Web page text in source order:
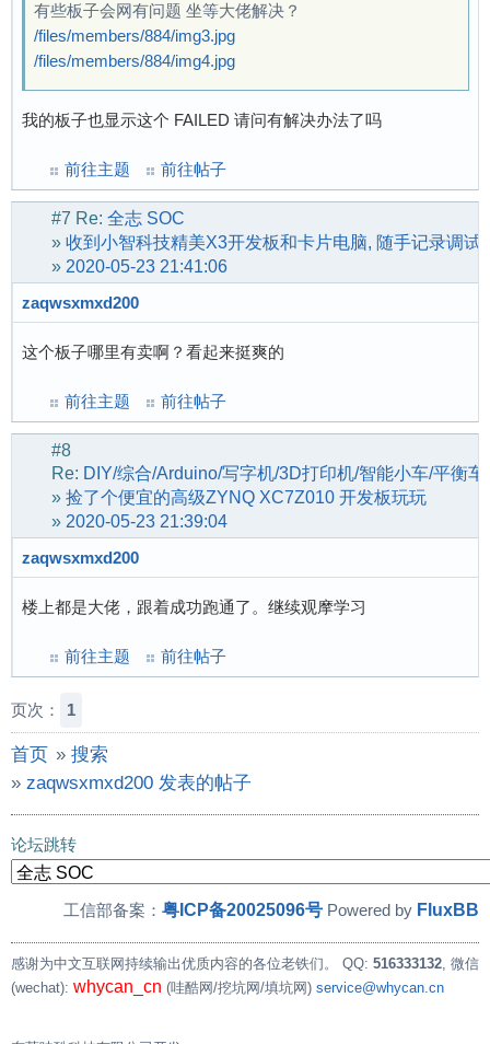
有些板子会网有问题 坐等大佬解决？
/files/members/884/img3.jpg
/files/members/884/img4.jpg
我的板子也显示这个 FAILED 请问有解决办法了吗
前往主题 前往帖子
#7 Re: 全志 SOC
» 收到小智科技精美X3开发板和卡片电脑, 随手记录调试
» 2020-05-23 21:41:06
zaqwsxmxd200
这个板子哪里有卖啊？看起来挺爽的
前往主题 前往帖子
#8
Re: DIY/综合/Arduino/写字机/3D打印机/智能小车/平衡
» 捡了个便宜的高级ZYNQ XC7Z010 开发板玩玩
» 2020-05-23 21:39:04
zaqwsxmxd200
楼上都是大佬，跟着成功跑通了。继续观摩学习
前往主题 前往帖子
页次： 1
首页 » 搜索
» zaqwsxmxd200 发表的帖子
论坛跳转
工信部备案： 粤ICP备20025096号 Powered by FluxBB
感谢为中文互联网持续输出优质内容的各位老铁们。 QQ: 516333132, 微信
(wechat): whycan_cn (哇酷网/挖坑网/填坑网) service@whycan.cn